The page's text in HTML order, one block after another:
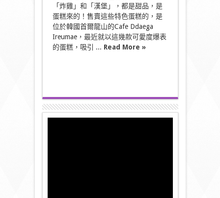
「炸雞」和「漢堡」，都是甜品，是
蛋糕來的！售賣這些特色蛋糕的，是
位於韓國首爾龍山的Cafe Ddaega
Ireumae，最近就以這幾款可愛度爆表
的蛋糕，吸引 ... Read More »